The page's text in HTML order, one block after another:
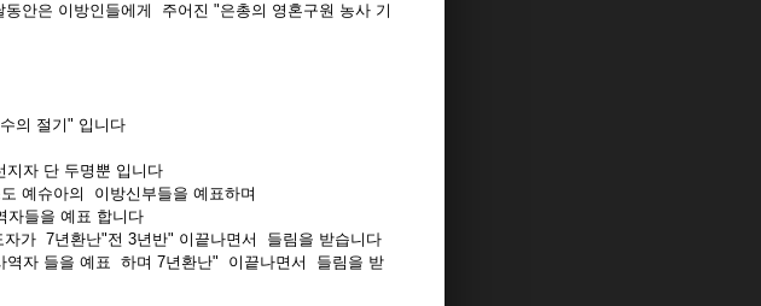
안은 이방인들에게 주어진 "은총의 영혼구원 농사 기
의 절기" 입니다
자 단 두명뿐 입니다
예슈아의 이방신부들을 예표하며
자들을 예표 합니다
가 7년환난"전 3년반" 이끝나면서 들림을 받습니다
자 들을 예표 하며 7년환난" 이끝나면서 들림을 받